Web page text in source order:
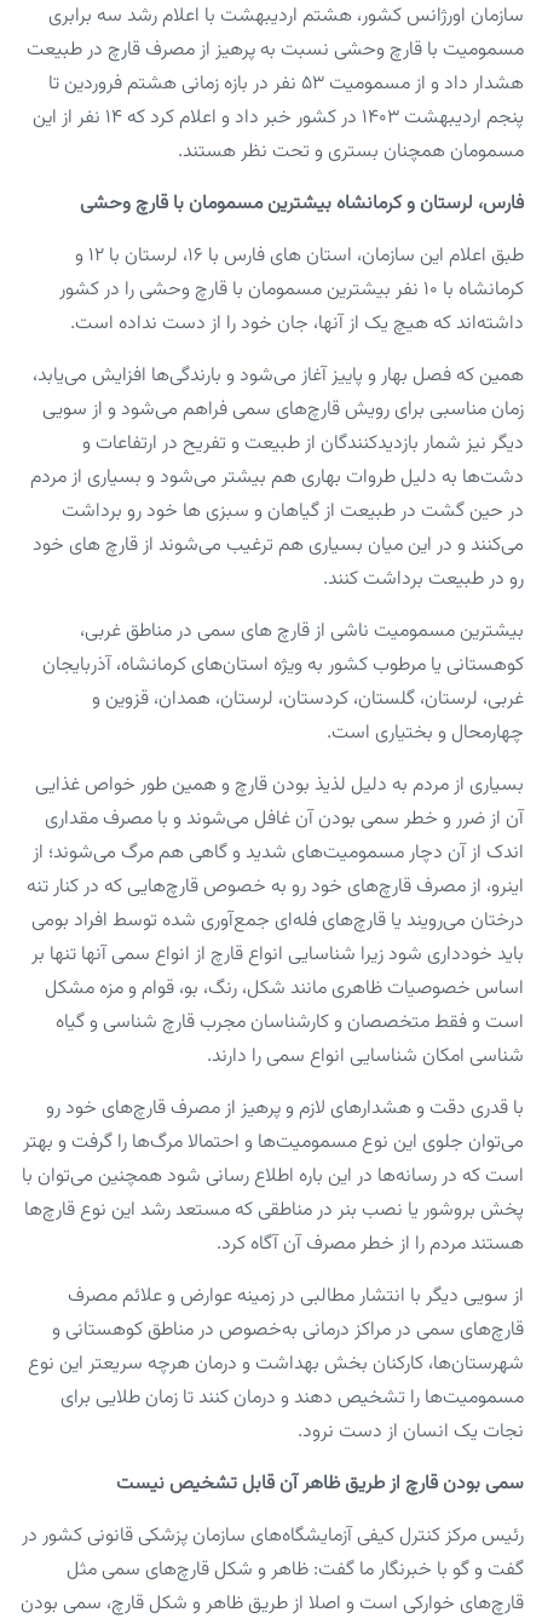
سازمان اورژانس کشور، هشتم اردیبهشت با اعلام رشد سه برابری
مسمومیت با قارچ وحشی نسبت به پرهیز از مصرف قارچ در طبیعت
هشدار داد و از مسمومیت ۵۳ نفر در بازه زمانی هشتم فروردین تا
پنجم اردیبهشت ۱۴۰۳ در کشور خبر داد و اعلام کرد که ۱۴ نفر از این
مسمومان همچنان بستری و تحت نظر هستند.
فارس، لرستان و کرمانشاه بیشترین مسمومان با قارچ وحشی
طبق اعلام این سازمان، استان های فارس با ۱۶، لرستان با ۱۲ و
کرمانشاه با ۱۰ نفر بیشترین مسمومان با قارچ وحشی را در کشور
داشته‌اند که هیچ یک از آنها، جان خود را از دست نداده است.
همین که فصل بهار و پاییز آغاز می‌شود و بارندگی‌ها افزایش می‌یابد،
زمان مناسبی برای رویش قارچ‌های سمی فراهم می‌شود و از سویی
دیگر نیز شمار بازدیدکنندگان از طبیعت و تفریح در ارتفاعات و
دشت‌ها به دلیل طروات بهاری هم بیشتر می‌شود و بسیاری از مردم
در حین گشت در طبیعت از گیاهان و سبزی ها خود رو برداشت
می‌کنند و در این میان بسیاری هم ترغیب می‌شوند از قارچ های خود
رو در طبیعت برداشت کنند.
بیشترین مسمومیت ناشی از قارچ های سمی در مناطق غربی،
کوهستانی یا مرطوب کشور به ویژه استان‌های کرمانشاه، آذربایجان
غربی، لرستان، گلستان، کردستان، لرستان، همدان، قزوین و
چهارمحال و بختیاری است.
بسیاری از مردم به دلیل لذیذ بودن قارچ و همین طور خواص غذایی
آن از ضرر و خطر سمی بودن آن غافل می‌شوند و با مصرف مقداری
اندک از آن دچار مسمومیت‌های شدید و گاهی هم مرگ می‌شوند؛ از
اینرو، از مصرف قارچ‌های خود رو به خصوص قارچ‌هایی که در کنار تنه
درختان می‌رویند یا قارچ‌های فله‌ای جمع‌آوری شده توسط افراد بومی
باید خودداری شود زیرا شناسایی انواع قارچ از انواع سمی آنها تنها بر
اساس خصوصیات ظاهری مانند شکل، رنگ، بو، قوام و مزه مشکل
است و فقط متخصصان و کارشناسان مجرب قارچ شناسی و گیاه
شناسی امکان شناسایی انواع سمی را دارند.
با قدری دقت و هشدارهای لازم و پرهیز از مصرف قارچ‌های خود رو
می‌توان جلوی این نوع مسمومیت‌ها و احتمالا مرگ‌ها را گرفت و بهتر
است که در رسانه‌ها در این باره اطلاع رسانی شود همچنین می‌توان با
پخش بروشور یا نصب بنر در مناطقی که مستعد رشد این نوع قارچ‌ها
هستند مردم را از خطر مصرف آن آگاه کرد.
از سویی دیگر با انتشار مطالبی در زمینه عوارض و علائم مصرف
قارچ‌های سمی در مراکز درمانی به‌خصوص در مناطق کوهستانی و
شهرستان‌ها، کارکنان بخش بهداشت و درمان هرچه سریعتر این نوع
مسمومیت‌ها را تشخیص دهند و درمان کنند تا زمان طلایی برای
نجات یک انسان از دست نرود.
سمی بودن قارچ از طریق ظاهر آن قابل تشخیص نیست
رئیس مرکز کنترل کیفی آزمایشگاه‌های سازمان پزشکی قانونی کشور در
گفت و گو با خبرنگار ما گفت: ظاهر و شکل قارچ‌های سمی مثل
قارچ‌های خوارکی است و اصلا از طریق ظاهر و شکل قارچ، سمی بودن